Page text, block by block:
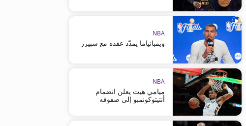
NBA
ويمبانياما يمدّد عقده مع سبيرز
NBA
ميامي هيت يعلن انضمام
أنتيتوكونمبو إلى صفوفه